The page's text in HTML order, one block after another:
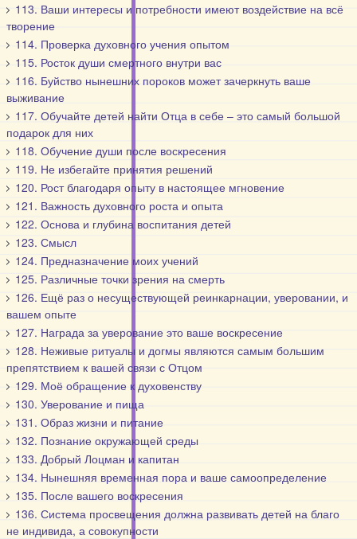
113. Ваши интересы и потребности имеют воздействие на всё
творение
114. Проверка духовного учения опытом
115. Росток души смертного внутри вас
116. Буйство нынешних пороков может зачеркнуть ваше
выживание
117. Обучайте детей найти Отца в себе – это самый большой
подарок для них
118. Обучение души после воскресения
119. Не избегайте принятия решений
120. Рост благодаря опыту в настоящее мгновение
121. Важность духовного роста и опыта
122. Основа и глубина воспитания детей
123. Смысл
124. Предназначение моих учений
125. Различные точки зрения на смерть
126. Ещё раз о несуществующей реинкарнации, уверовании, и
вашем опыте
127. Награда за уверование это ваше воскресение
128. Неживые ритуалы и догмы являются самым большим
препятствием к вашей связи с Отцом
129. Моё обращение к духовенству
130. Уверование и пища
131. Образ жизни и питание
132. Познание окружающей среды
133. Добрый Лоцман и капитан
134. Нынешняя временная пора и ваше самоопределение
135. После вашего воскресения
136. Система просвещения должна развивать детей на благо
не индивида, а совокупности